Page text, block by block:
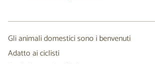
Gli animali domestici sono i benvenuti
Adatto ai ciclisti